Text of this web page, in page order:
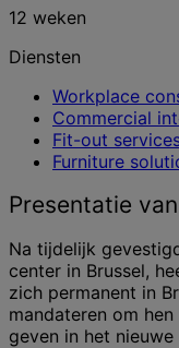
12 weken
Diensten
Workplace
Commercial
Fit-out
Furniture
Presentatie
Na tijdelijk
center in Brussel,
zich permanent in
mandateren om
geven in het